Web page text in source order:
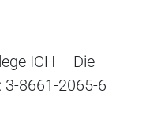
ICH – Die
3-8661-2065-6